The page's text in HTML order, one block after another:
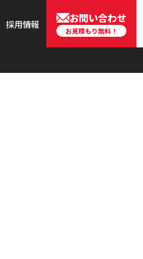
採用情報 お問い合わせ
お見積もり無料！